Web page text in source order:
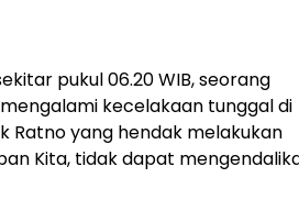
pukul 06.20 WIB, seorang
kecelakaan tunggal di
Ratno yang hendak melakukan
Kita, tidak dapat